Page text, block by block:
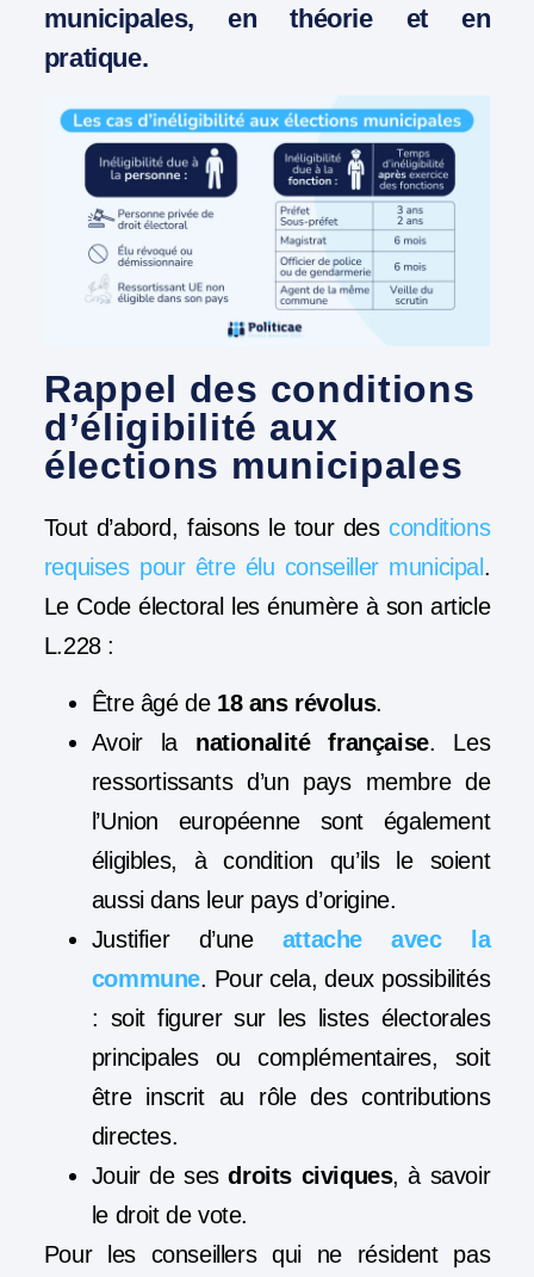
municipales, en théorie et en
pratique.
Rappel des conditions
d’éligibilité aux
élections municipales
Tout d’abord, faisons le tour desconditions
requises pour être élu conseiller municipal .
Le Code électoral les énumère à son article
L.228 :
Être âgé de 18 ans révolus.
Avoir la nationalité française. Les
ressortissants d’un pays membre de
l’Union européenne sont également
éligibles, à condition qu’ils le soient
aussi dans leur pays d’origine.
Justifier d’une attache avec la
commune. Pour cela, deux possibilités
: soit figurer sur les listes électorales
principales ou complémentaires, soit
être inscrit au rôle des contributions
directes.
Jouir de sesdroits civiques, à savoir
le droit de vote.
Pour les conseillers qui ne résident pas